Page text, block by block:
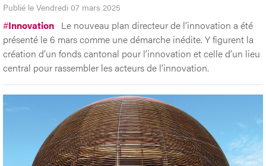
Publié le Vendredi 07 mars 2025
#Innovation Le nouveau plan directeur de l’innovation a été
présenté le 6 mars comme une démarche inédite. Y figurent la
création d’un fonds cantonal pour l’innovation et celle d’un lieu
central pour rassembler les acteurs de l’innovation.